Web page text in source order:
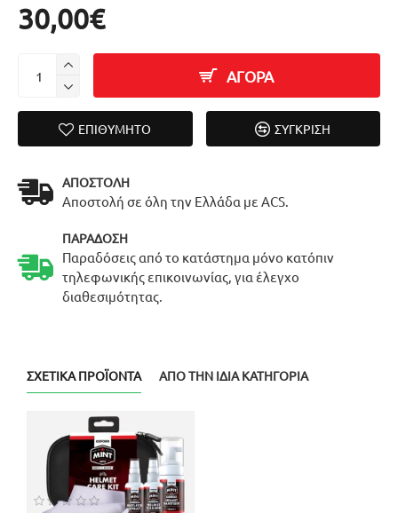
30,00€
ΑΓΟΡΑ
ΕΠΙΘΥΜΗΤΌ ΣΎΓΚΡΙΣΗ
ΑΠΟΣΤΟΛΉ
Αποστολή σε όλη την Ελλάδα με ACS.
ΠΑΡΆΔΟΣΗ
Παραδόσεις από το κατάστημα μόνο κατόπιν
τηλεφωνικής επικοινωνίας, για έλεγχο
διαθεσιμότητας.
ΣΧΕΤΙΚΆ ΠΡΟΪΌΝΤΑ ΑΠΌ ΤΗΝ ΊΔΙΑ ΚΑΤΗΓΟΡΊΑ